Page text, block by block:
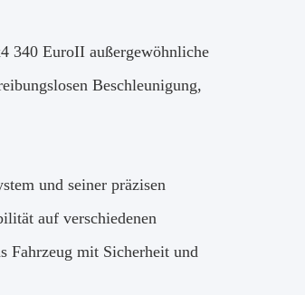
340 EuroII außergewöhnliche
Beschleunigung,
und seiner präzisen
auf verschiedenen
Fahrzeug mit Sicherheit und